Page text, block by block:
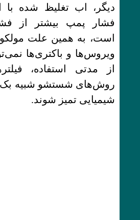
دیگر، اب تغلیظ شده با
فشار پمپ بیشتر از
است، به همین علت
ویروس‌ها و باکتری‌ها
از مدتی استفاده،
روش‌های شستشو شبیه بک
شیمیایی تمیز شوند.